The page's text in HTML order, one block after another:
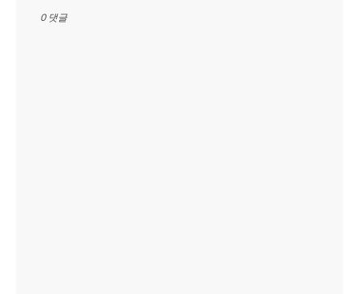
0 댓글